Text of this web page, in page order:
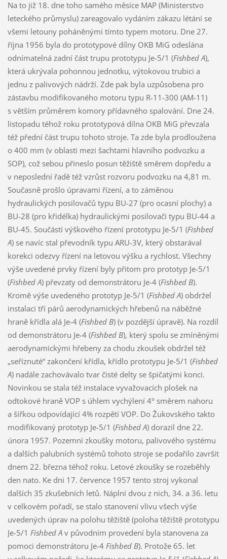
Na to již 18. dne toho samého měsíce MAP (Ministerstvo
leteckého průmyslu) zareagovalo vydáním zákazu létání se
všemi letouny poháněnými tímto typem motoru. Dne 27.
října 1956 byla do prototypové dílny OKB MiG odeslána
odnímatelná zadní část trupu prototypu Je-5/1 (Fishbed A),
která ukrývala pohonnou jednotku, výtokovou trubici a
jednu z palivových nádrží. Zde pak byla uzpůsobena pro
zástavbu modifikovaného motoru typu R-11-300 (AM-11)
s větším průměrem komory přídavného spalování. Dne 24.
listopadu téhož roku prototypová dílna OKB MiG převzala
též přední část trupu tohoto stroje. Ta zde byla prodloužena
o 400 mm (v oblasti mezi šachtami hlavního podvozku a
SOP), což sebou přineslo posun těžiště směrem dopředu a
v neposlední řadě též vzrůst rozvoru podvozku na 4,81 m.
Současně prošlo úpravami řízení, a to záměnou
hydraulických posilovačů typu BU-27 (pro ocasní plochy) a
BU-28 (pro křidélka) hydraulickými posilovači typu BU-44 a
BU-45. Součástí výškového řízení prototypu Je-5/1 (Fishbed
A) se navíc stal převodník typu ARU-3V, který obstarával
korekci odezvy řízení na letovou výšku a rychlost. Všechny
výše uvedené prvky řízení byly přitom pro prototyp Je-5/1
(Fishbed A) převzaty od demonstrátoru Je-4 (Fishbed B).
Kromě výše uvedeného prototyp Je-5/1 (Fishbed A) obdržel
instalaci tří párů aerodynamických hřebenů na náběžné
hraně křídla alá Je-4 (Fishbed B) (v pozdější úpravě). Na rozdíl
od demonstrátoru Je-4 (Fishbed B), který spolu se zmíněnými
aerodynamickými hřebeny za chodu zkoušek obdržel též
„seříznuté“ zakončení křídla, křídlo prototypu Je-5/1 (Fishbed
A) nadále zachovávalo tvar čisté delty se špičatými konci.
Novinkou se stala též instalace vyvažovacích plošek na
odtokové hraně VOP s úhlem vychýlení 4° směrem nahoru
a šířkou odpovídající 4% rozpětí VOP. Do Žukovského takto
modifikovaný prototyp Je-5/1 (Fishbed A) dorazil dne 22.
února 1957. Pozemní zkoušky motoru, palivového systému
a dalších palubních systémů tohoto stroje se podařilo završit
dnem 22. března téhož roku. Letové zkoušky se rozeběhly
den nato. Ke dni 17. července 1957 tento stroj vykonal
dalších 35 zkušebních letů. Náplní dvou z nich, 34. a 36. letu
v celkovém pořadí, se stalo stanovení vlivu všech výše
uvedených úprav na polohu těžiště (poloha těžiště prototypu
Je-5/1 Fishbed Av původním provedení byla stanovena za
pomoci demonstrátoru Je-4 Fishbed B). Protože 65. let